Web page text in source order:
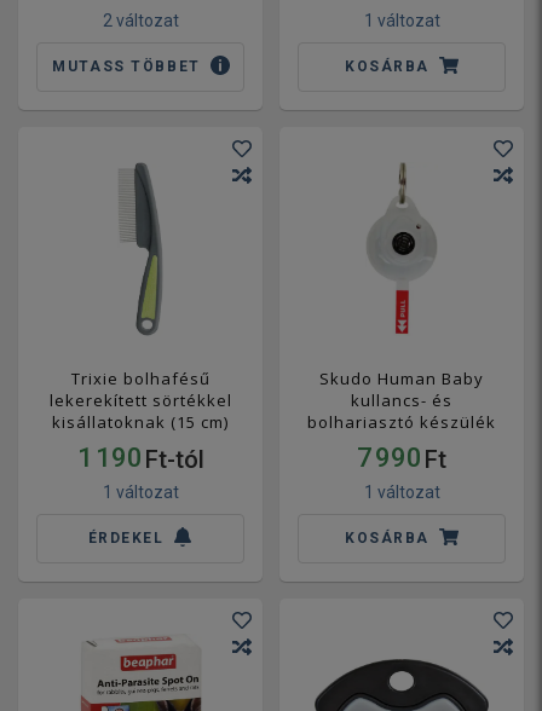
2 változat
MUTASS TÖBBET
1 változat
KOSÁRBA
Trixie bolhafésű
lekerekített sörtékkel
kisállatoknak (15 cm)
1 190 Ft-tól
1 változat
ÉRDEKEL
Skudo Human Baby
kullancs- és
bolhariasztó készülék
7 990 Ft
1 változat
KOSÁRBA